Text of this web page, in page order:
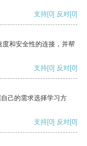
支持[0] 反对[0]
和安全性的连接，并帮
支持[0] 反对[0]
己的需求选择学习方
支持[0] 反对[0]